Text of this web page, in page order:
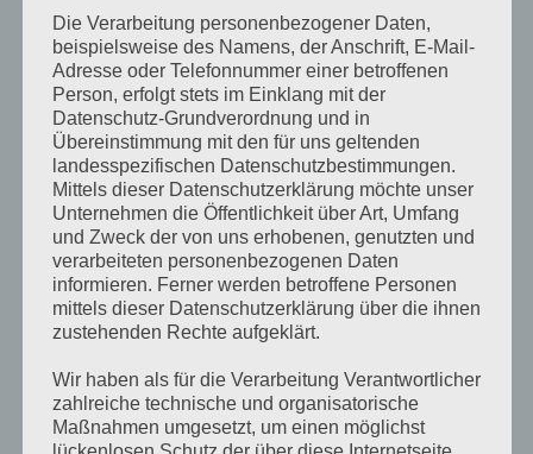
Ombre-Look 2013
Eine Leidenschaft beginnt mit
Interesse und äußeren Einfluss. Sie
entwickelt sich durch Ehrgeiz und
Training. Daraus entsteht
Fachwissen, Kompetenz und
Können.
Das besondere hätte man gerne,
bekommt es jedoch nicht überall.
Genau dafür steht der Name
1A Stylisten“
Ein junges, dynamisches und hoch
motiviertes Friseur-
Die Verarbeitung personenbezogener Daten,
beispielsweise des Namens, der Anschrift, E-Mail-
Adresse oder Telefonnummer einer betroffenen
Person, erfolgt stets im Einklang mit der
Datenschutz-Grundverordnung und in
Übereinstimmung mit den für uns geltenden
landesspezifischen Datenschutzbestimmungen.
Mittels dieser Datenschutzerklärung möchte unser
Unternehmen die Öffentlichkeit über Art, Umfang
und Zweck der von uns erhobenen, genutzten und
verarbeiteten personenbezogenen Daten
informieren. Ferner werden betroffene Personen
mittels dieser Datenschutzerklärung über die ihnen
zustehenden Rechte aufgeklärt.
Wir haben als für die Verarbeitung Verantwortlicher
zahlreiche technische und organisatorische
Maßnahmen umgesetzt, um einen möglichst